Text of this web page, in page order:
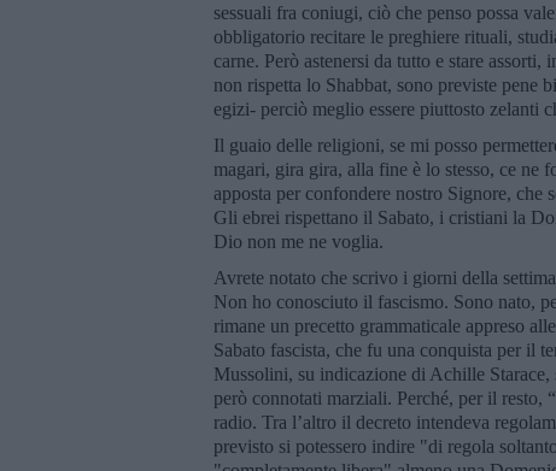
sessuali fra coniugi, ciò che penso possa
obbligatorio recitare le preghiere rituali,
carne. Però astenersi da tutto e stare
non rispetta lo Shabbat, sono previste pene
egizi- perciò meglio essere piuttosto zelanti
Il guaio delle religioni, se mi posso
magari, gira gira, alla fine è lo stesso, ce ne
apposta per confondere nostro Signore, che
Gli ebrei rispettano il Sabato, i cristiani la
Dio non me ne voglia.
Avrete notato che scrivo i giorni della
Non ho conosciuto il fascismo. Sono nato,
rimane un precetto grammaticale appreso
Sabato fascista, che fu una conquista per il
Mussolini, su indicazione di Achille
però connotati marziali. Perché, per il
radio. Tra l’altro il decreto intendeva
previsto si potessero indire "di regola